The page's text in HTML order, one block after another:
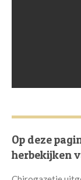
Op deze
herbekijken